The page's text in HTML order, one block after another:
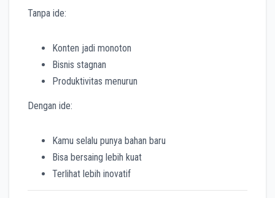
Tanpa ide:
Konten jadi monoton
Bisnis stagnan
Produktivitas menurun
Dengan ide:
Kamu selalu punya bahan baru
Bisa bersaing lebih kuat
Terlihat lebih inovatif